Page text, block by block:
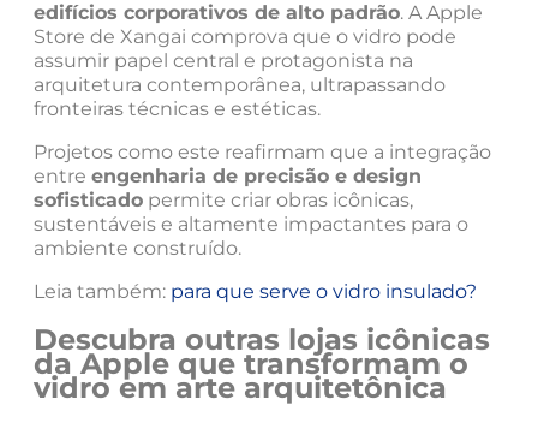
edifícios corporativos de alto padrão. A Apple
Store de Xangai comprova que o vidro pode
assumir papel central e protagonista na
arquitetura contemporânea, ultrapassando
fronteiras técnicas e estéticas.
Projetos como este reafirmam que a integração
entre engenharia de precisão e design
sofisticado permite criar obras icônicas,
sustentáveis e altamente impactantes para o
ambiente construído.
Leia também: para que serve o vidro insulado?
Descubra outras lojas icônicas
da Apple que transformam o
vidro em arte arquitetônica